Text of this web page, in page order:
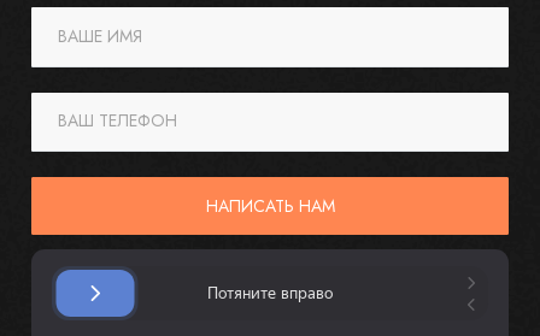
ВАШЕ ИМЯ
ВАШ ТЕЛЕФОН
НАПИСАТЬ НАМ